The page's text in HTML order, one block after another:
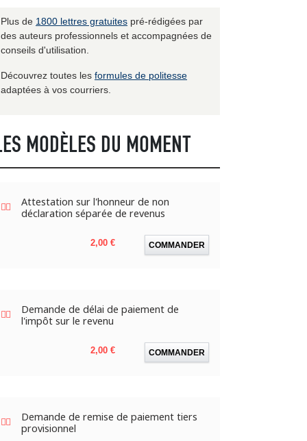
Plus de 1800 lettres gratuites pré-rédigées par
des auteurs professionnels et accompagnées de
conseils d'utilisation.
Découvrez toutes les formules de politesse
adaptées à vos courriers.
MODÈLES DU MOMENT
Attestation sur l'honneur de non
déclaration séparée de revenus
Prix
2,00 € COMMANDER
Demande de délai de paiement de
l'impôt sur le revenu
Prix
2,00 € COMMANDER
Demande de remise de paiement tiers
provisionnel